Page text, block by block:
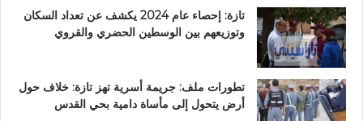
تازة: إحصاء عام 2024 يكشف عن تعداد السكان
وتوزيعهم بين الوسطين الحضري والقروي
تطورات ملف: جريمة أسرية تهز تازة: خلاف حول
أرض يتحول إلى مأساة دامية بحي القدس